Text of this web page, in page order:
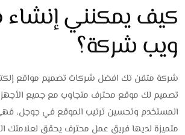
كيف يمكنني
ويب شركة؟
شركة متقن تك افضل شركات تصميم مواقع
تصميم لك موقع محترف متجاوب مع جميع
المستخدم وتحسين ترتيب الموقع في جوجل،
متميزة لديها فريق عمل محترف يحقق لعلامتك